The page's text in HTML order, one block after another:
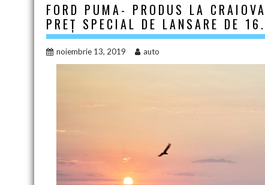
FORD PUMA- PRODUS LA
PREȚ SPECIAL DE LANSARE DE
noiembrie 13, 2019 auto